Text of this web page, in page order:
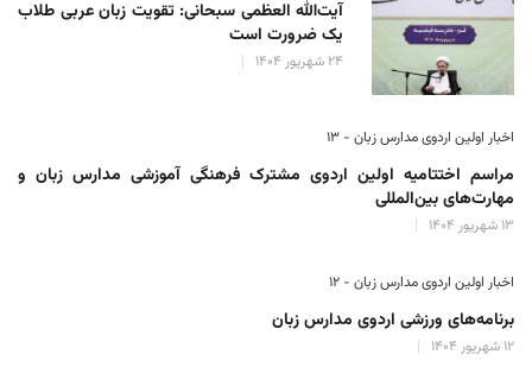
آیت‌الله العظمی سبحانی: تقویت زبان عربی طلاب
یک ضرورت است
۲۴ شهریور ۱۴۰۴
اخبار اولین اردوی مدارس زبان - ۱۳
مراسم اختتامیه اولین اردوی مشترک فرهنگی آموزشی مدارس زبان و
مهارت‌های بین‌المللی
۱۳ شهریور ۱۴۰۴
اخبار اولین اردوی مدارس زبان - ۱۲
برنامه‌های ورزشی اردوی مدارس زبان
۱۲ شهریور ۱۴۰۴